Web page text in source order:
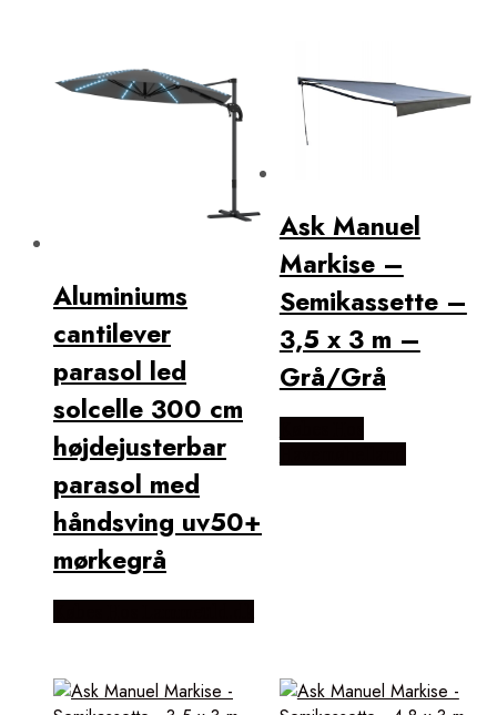
Aluminiums
cantilever
parasol led
solcelle 300 cm
højdejusterbar
parasol med
håndsving uv50+
mørkegrå
Ask Manuel
Markise –
Semikassette –
3,5 x 3 m –
Grå/Grå